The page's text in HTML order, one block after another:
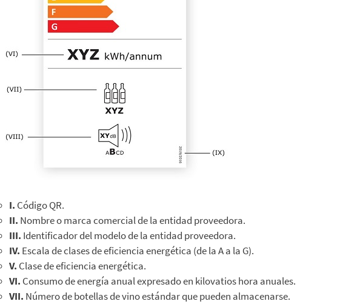
I. Código QR.
II. Nombre o marca comercial de la entidad proveedora.
III. Identificador del modelo de la entidad proveedora.
IV. Escala de clases de eficiencia energética (de la A a la G).
V. Clase de eficiencia energética.
VI. Consumo de energía anual expresado en kilovatios hora anuales.
VII. Número de botellas de vino estándar que pueden almacenarse.